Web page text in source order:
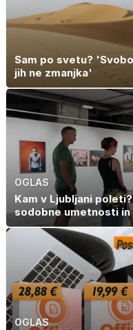
Sam po svetu?
jih ne zmanjka'
OGLAS
Kam v Ljubljani
sodobne umetnosti
OGLAS